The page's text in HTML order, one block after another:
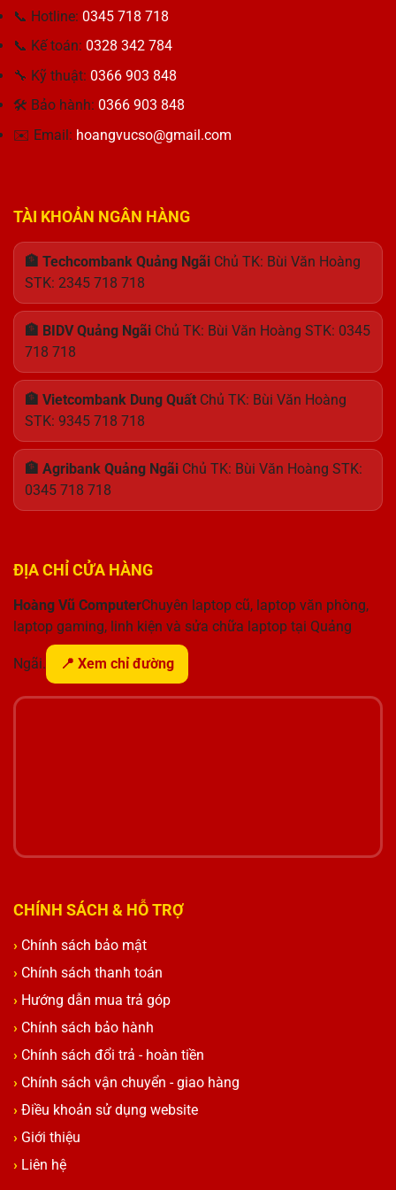
cho
công
việc
Tối
Cho
Tính
Pin
Cho
Khách
Thu
📞 Hotline: 0345 718 718
📞 Kế toán: 0328 342 784
🔧 Kỹ thuật: 0366 903 848
🛠 Bảo hành: 0366 903 848
✉️ Email: hoangvucso@gmail.com
TÀI KHOẢN NGÂN HÀNG
🏦 Techcombank Quảng Ngãi Chủ TK: Bùi Văn Hoàng
STK: 2345 718 718
🏦 BIDV Quảng Ngãi Chủ TK: Bùi Văn Hoàng STK: 0345
718 718
🏦 Vietcombank Dung Quất Chủ TK: Bùi Văn Hoàng
STK: 9345 718 718
🏦 Agribank Quảng Ngãi Chủ TK: Bùi Văn Hoàng STK:
0345 718 718
ĐỊA CHỈ CỬA HÀNG
Hoàng Vũ ComputerChuyên laptop cũ, laptop văn phòng,
laptop gaming, linh kiện và sửa chữa laptop tại Quảng
Ngãi. 📍 Xem chỉ đường
CHÍNH SÁCH & HỖ TRỢ
Chính sách bảo mật
Chính sách thanh toán
Hướng dẫn mua trả góp
Chính sách bảo hành
Chính sách đổi trả - hoàn tiền
Chính sách vận chuyển - giao hàng
Điều khoản sử dụng website
Giới thiệu
Liên hệ